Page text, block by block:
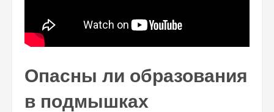
Опасны ли образования
в подмышках